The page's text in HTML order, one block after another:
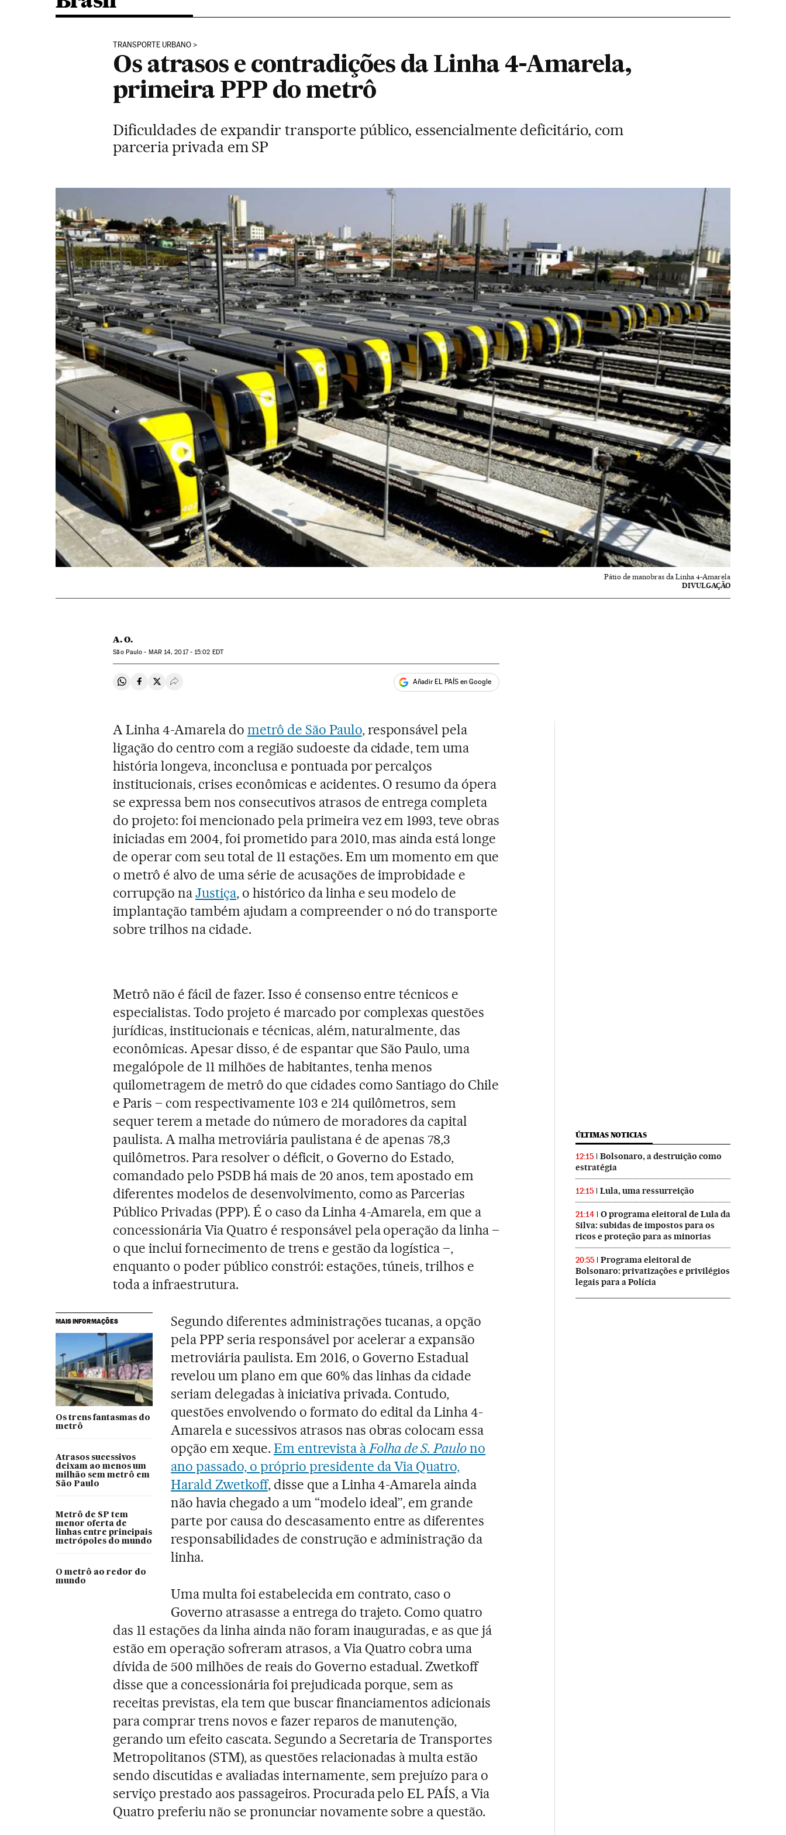
TRANSPORTE URBANO
Os atrasos e contradições da Linha 4-Amarela,
primeira PPP do metrô
Dificuldades de expandir transporte público, essencialmente deficitário, com
parceria privada em SP
Pátio de manobras da Linha 4-Amarela
DIVULGAÇÃO
A. O.
São Paulo - MAR14, 2017 - 15:02 EDT
Compartir en Whatsapp
Compartir en Facebook
Compartir en Twitter
Desplegar Redes Sociales Añadir EL PAÍS en Google
A Linha 4-Amarela do metrô de São Paulo, responsável pela
ligação do centro com a região sudoeste da cidade, tem uma
história longeva, inconclusa e pontuada por percalços
institucionais, crises econômicas e acidentes. O resumo da ópera
se expressa bem nos consecutivos atrasos de entrega completa
do projeto: foi mencionado pela primeira vez em 1993, teve obras
iniciadas em 2004, foi prometido para 2010, mas ainda está longe
de operar com seu total de 11 estações. Em um momento em que
o metrô é alvo de uma série de acusações de improbidade e
corrupção naJustiça, o histórico da linha e seu modelo de
implantação também ajudam a compreender o nó do transporte
sobre trilhos na cidade.
Metrô não é fácil de fazer. Isso é consenso entre técnicos e
especialistas. Todo projeto é marcado por complexas questões
jurídicas, institucionais e técnicas, além, naturalmente, das
econômicas. Apesar disso, é de espantar que São Paulo, uma
megalópole de 11 milhões de habitantes, tenha menos
quilometragem de metrô do que cidades como Santiago do Chile
e Paris – com respectivamente 103 e 214 quilômetros, sem
sequer terem a metade do número de moradores da capital
paulista. A malha metroviária paulistana é de apenas 78,3
quilômetros. Para resolver o déficit, o Governo do Estado,
comandado pelo PSDB há mais de 20 anos, tem apostado em
diferentes modelos de desenvolvimento, como as Parcerias
Público Privadas (PPP). É o caso da Linha 4-Amarela, em que a
concessionária Via Quatro é responsável pela operação da linha –
o que inclui fornecimento de trens e gestão da logística –,
enquanto o poder público constrói: estações, túneis, trilhos e
toda a infraestrutura.
MAIS INFORMAÇÕES
Os trens fantasmas do
metrô
Atrasos sucessivos
deixam ao menos um
milhão sem metrô em
São Paulo
Metrô de SP tem
menor oferta de
linhas entre principais
metrópoles do mundo
O metrô ao redor do
mundo
Segundo diferentes administrações tucanas, a opção
pela PPP seria responsável por acelerar a expansão
metroviária paulista. Em 2016, o Governo Estadual
revelou um plano em que 60% das linhas da cidade
seriam delegadas à iniciativa privada. Contudo,
questões envolvendo o formato do edital da Linha 4-
Amarela e sucessivos atrasos nas obras colocam essa
opção em xeque. Em entrevista àFolha de S. Paulono
ano passado, o próprio presidente da Via Quatro,
Harald Zwetkoff, disse que a Linha 4-Amarela ainda
não havia chegado a um “modelo ideal”, em grande
parte por causa do descasamento entre as diferentes
responsabilidades de construção e administração da
linha.
Uma multa foi estabelecida em contrato, caso o
Governo atrasasse a entrega do trajeto. Como quatro
das 11 estações da linha ainda não foram inauguradas, e as que já
estão em operação sofreram atrasos, a Via Quatro cobra uma
dívida de 500 milhões de reais do Governo estadual. Zwetkoff
disse que a concessionária foi prejudicada porque, sem as
receitas previstas, ela tem que buscar financiamentos adicionais
para comprar trens novos e fazer reparos de manutenção,
gerando um efeito cascata. Segundo a Secretaria de Transportes
Metropolitanos (STM), as questões relacionadas à multa estão
sendo discutidas e avaliadas internamente, sem prejuízo para o
serviço prestado aos passageiros. Procurada pelo EL PAÍS, a Via
Quatro preferiu não se pronunciar novamente sobre a questão.
ÚLTIMAS NOTICIAS
12:15
Bolsonaro, a destruição como
estratégia
12:15 Lula, uma ressurreição
21:14
O programa eleitoral de Lula da
Silva: subidas de impostos para os
ricos e proteção para as minorias
20:55
Programa eleitoral de
Bolsonaro: privatizações e privilégios
legais para a Polícia